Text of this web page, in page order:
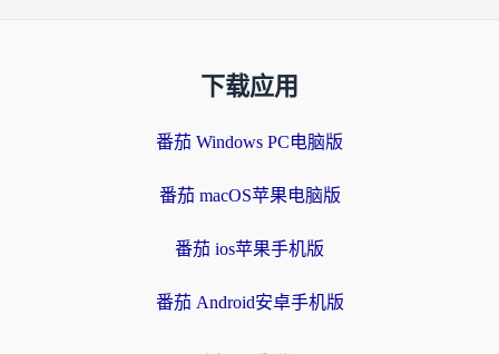
下载应用
番茄 Windows PC电脑版
番茄 macOS苹果电脑版
番茄 ios苹果手机版
番茄 Android安卓手机版